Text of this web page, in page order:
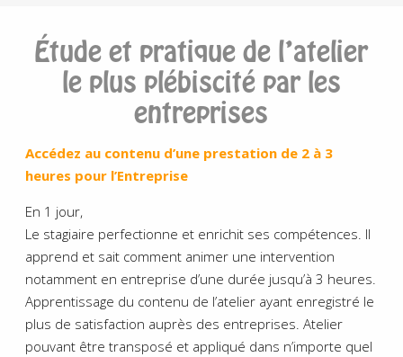
Étude et pratique de l’atelier
le plus plébiscité par les
entreprises
Accédez au contenu d’une prestation de 2 à 3
heures pour l’Entreprise
En 1 jour,
Le stagiaire perfectionne et enrichit ses compétences. Il
apprend et sait comment animer une intervention
notamment en entreprise d’une durée jusqu’à 3 heures.
Apprentissage du contenu de l’atelier ayant enregistré le
plus de satisfaction auprès des entreprises. Atelier
pouvant être transposé et appliqué dans n’importe quel